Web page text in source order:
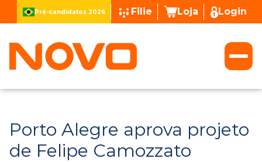
Pré-candidatos 2026 Filie Loja Login
Porto Alegre aprova projeto
de Felipe Camozzato